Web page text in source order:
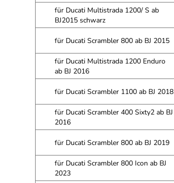
für Ducati Multistrada 1200/ S ab
BJ2015 schwarz
für Ducati Scrambler 800 ab BJ 2015
für Ducati Multistrada 1200 Enduro
ab BJ 2016
für Ducati Scrambler 1100 ab BJ 2018
für Ducati Scrambler 400 Sixty2 ab BJ
2016
für Ducati Scrambler 800 ab BJ 2019
für Ducati Scrambler 800 Icon ab BJ
2023